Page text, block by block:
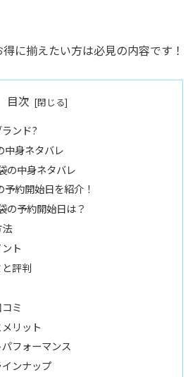
に揃えたい方は必見の内容です！
目次
ンド?
中身ネタバレ
の中身ネタバレ
約開始日を紹介！
の予約開始日は？
ト
評判
ミ
リット
フォーマンス
ンナップ